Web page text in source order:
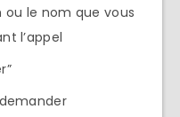
ou le nom que vous
l’appel